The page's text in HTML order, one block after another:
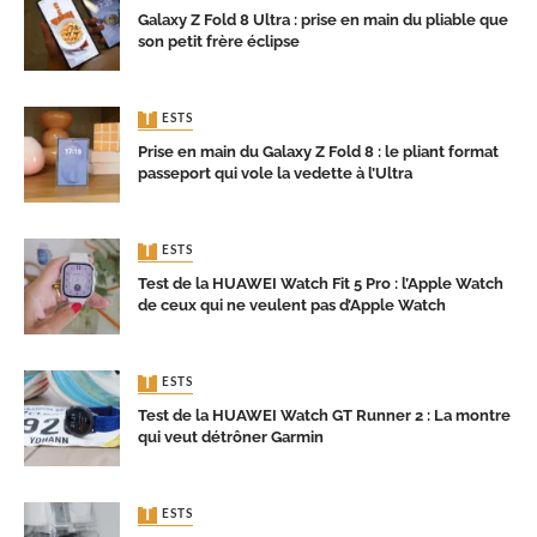
Galaxy Z Fold 8 Ultra : prise en main du pliable que
son petit frère éclipse
TESTS
Prise en main du Galaxy Z Fold 8 : le pliant format
passeport qui vole la vedette à l’Ultra
TESTS
Test de la HUAWEI Watch Fit 5 Pro : l’Apple Watch
de ceux qui ne veulent pas d’Apple Watch
TESTS
Test de la HUAWEI Watch GT Runner 2 : La montre
qui veut détrôner Garmin
TESTS